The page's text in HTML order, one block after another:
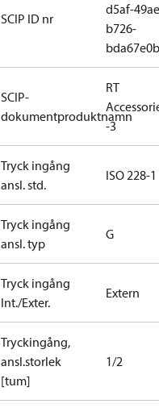
SCIP ID nr
d5af-
b726-
SCIP-
dokumentproduktnamn
RT
-3
Tryck ingång
ansl. std.
ISO 228-1
Tryck ingång
ansl. typ
G
Tryck ingång
Int./Exter.
Extern
Tryckingång,
ansl.storlek
[tum]
1/2